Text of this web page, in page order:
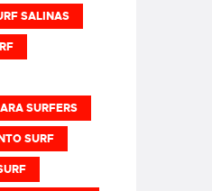
SALINAS
SURFERS
SURF